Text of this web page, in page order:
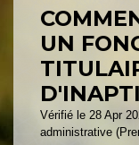
UN
Vérifié le 28 Apr
administrative